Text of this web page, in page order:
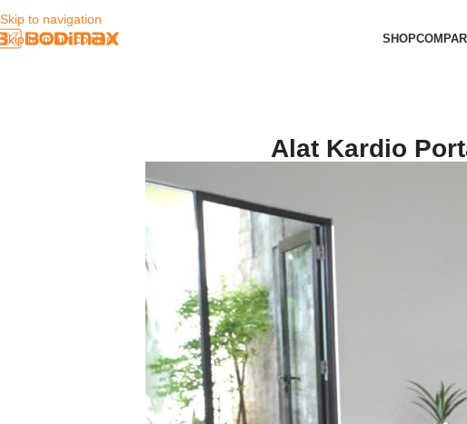
Skip to navigation
Skip to main content
SHOP
Alat Kardio